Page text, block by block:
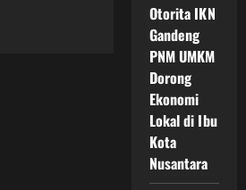
Otorita IKN
Gandeng
PNM UMKM
Dorong
Ekonomi
Lokal di Ibu
Kota
Nusantara